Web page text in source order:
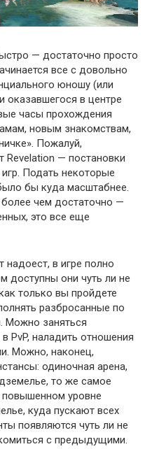
— достаточно просто
все с довольно
юношу (или
оказавшегося в центре
часы прохождения
новым знакомствам,
Пожалуй,
Revelation — постановки
Подать некоторые
бы куда масштабнее.
чем достаточно —
это все еще
в игре полно
доступны они чуть ли не
только вы пройдете
разбросанные по
Можно заняться
PvP, наладить отношения
Можно, наконец,
одиночная арена,
то же самое
повышенном уровне
куда пускают всех
появляются чуть ли не
с предыдущими.